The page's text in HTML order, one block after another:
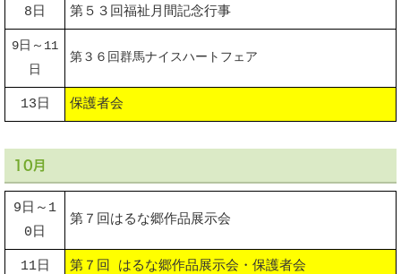
8日 第５３回福祉月間記念行事
9日～11
日
第３６回群馬ナイスハートフェア
13日 保護者会
10月
9日～1
0日
第７回はるな郷作品展示会
11日 第７回 はるな郷作品展示会・保護者会